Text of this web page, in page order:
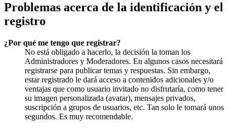
Problemas acerca de la identificación y el
registro
¿Por qué me tengo que registrar?
No está obligado a hacerlo, la decisión la toman los
Administradores y Moderadores. En algunos casos necesitará
registrarse para publicar temas y respuestas. Sin embargo,
estar registrado le dará acceso a contenidos adicionales y/o
ventajas que como usuario invitado no disfrutaría, como tener
su imagen personalizada (avatar), mensajes privados,
suscripción a grupos de usuarios, etc. Tan solo le tomará unos
segundos. Es muy recomendable.